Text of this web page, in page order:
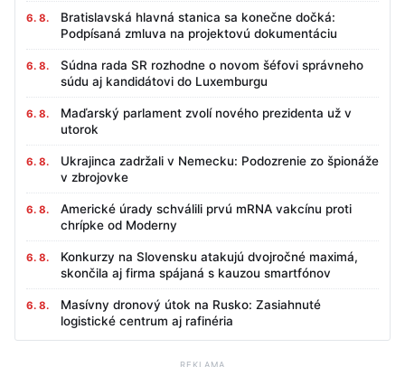
6. 8.
Bratislavská hlavná stanica sa konečne dočká:
Podpísaná zmluva na projektovú dokumentáciu
6. 8.
Súdna rada SR rozhodne o novom šéfovi správneho
súdu aj kandidátovi do Luxemburgu
6. 8.
Maďarský parlament zvolí nového prezidenta už v
utorok
6. 8.
Ukrajinca zadržali v Nemecku: Podozrenie zo špionáže
v zbrojovke
6. 8.
Americké úrady schválili prvú mRNA vakcínu proti
chrípke od Moderny
6. 8.
Konkurzy na Slovensku atakujú dvojročné maximá,
skončila aj firma spájaná s kauzou smartfónov
6. 8.
Masívny dronový útok na Rusko: Zasiahnuté
logistické centrum aj rafinéria
REKLAMA